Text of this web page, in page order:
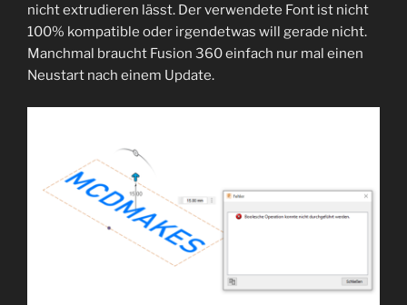
nicht extrudieren lässt. Der verwendete Font ist nicht
100% kompatible oder irgendetwas will gerade nicht.
Manchmal braucht Fusion 360 einfach nur mal einen
Neustart nach einem Update.